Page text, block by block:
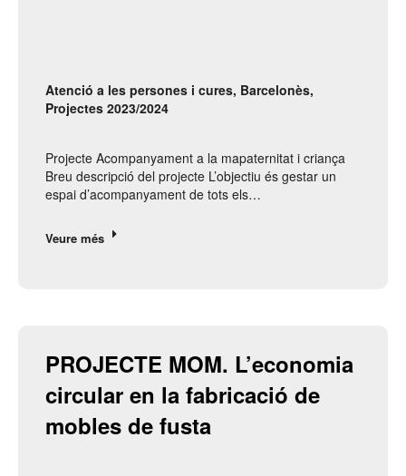
Atenció a les persones i cures, Barcelonès,
Projectes 2023/2024
Projecte Acompanyament a la mapaternitat i criança
Breu descripció del projecte L’objectiu és gestar un
espai d’acompanyament de tots els…
Veure més
PROJECTE MOM. L’economia
circular en la fabricació de
mobles de fusta